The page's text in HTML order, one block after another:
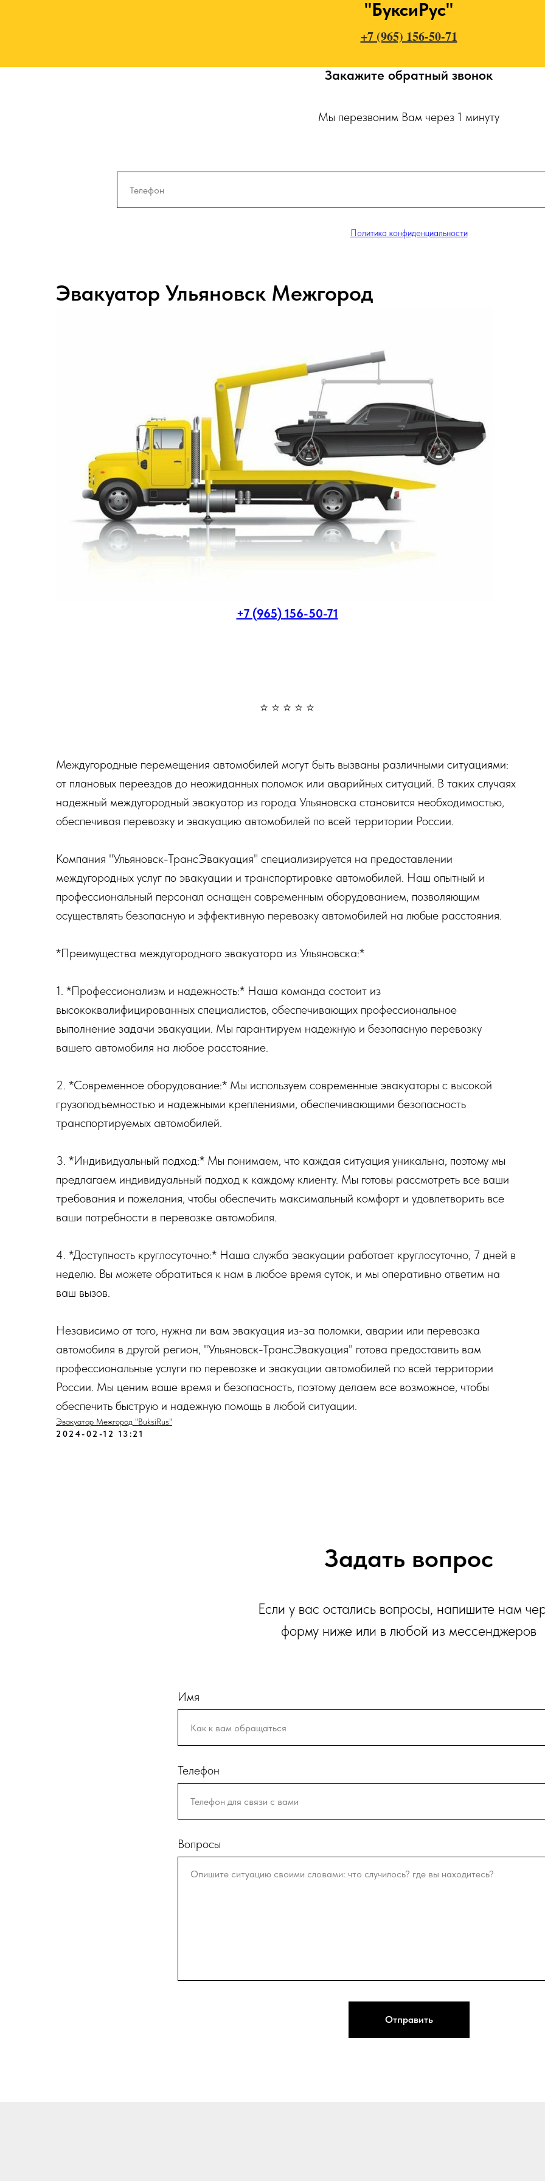
"БуксиРус"
+7 (965) 156-50-71
Закажите обратный звонок
Мы перезвоним Вам через 1 минуту
Политика конфиденциальности
Эвакуатор Ульяновск Межгород
+7 (965) 156-50-71
⭐ ⭐ ⭐ ⭐ ⭐
Междугородные перемещения автомобилей могут быть вызваны различными ситуациями:
от плановых переездов до неожиданных поломок или аварийных ситуаций. В таких случаях
надежный междугородный эвакуатор из города Ульяновска становится необходимостью,
обеспечивая перевозку и эвакуацию автомобилей по всей территории России.
Компания "Ульяновск-ТрансЭвакуация" специализируется на предоставлении
междугородных услуг по эвакуации и транспортировке автомобилей. Наш опытный и
профессиональный персонал оснащен современным оборудованием, позволяющим
осуществлять безопасную и эффективную перевозку автомобилей на любые расстояния.
*Преимущества междугородного эвакуатора из Ульяновска:*
1. *Профессионализм и надежность:* Наша команда состоит из
высококвалифицированных специалистов, обеспечивающих профессиональное
выполнение задачи эвакуации. Мы гарантируем надежную и безопасную перевозку
вашего автомобиля на любое расстояние.
2. *Современное оборудование:* Мы используем современные эвакуаторы с высокой
грузоподъемностью и надежными креплениями, обеспечивающими безопасность
транспортируемых автомобилей.
3. *Индивидуальный подход:* Мы понимаем, что каждая ситуация уникальна, поэтому мы
предлагаем индивидуальный подход к каждому клиенту. Мы готовы рассмотреть все ваши
требования и пожелания, чтобы обеспечить максимальный комфорт и удовлетворить все
ваши потребности в перевозке автомобиля.
4. *Доступность круглосуточно:* Наша служба эвакуации работает круглосуточно, 7 дней в
неделю. Вы можете обратиться к нам в любое время суток, и мы оперативно ответим на
ваш вызов.
Независимо от того, нужна ли вам эвакуация из-за поломки, аварии или перевозка
автомобиля в другой регион, "Ульяновск-ТрансЭвакуация" готова предоставить вам
профессиональные услуги по перевозке и эвакуации автомобилей по всей территории
России. Мы ценим ваше время и безопасность, поэтому делаем все возможное, чтобы
обеспечить быструю и надежную помощь в любой ситуации.
Эвакуатор Межгород "BuksiRus"
2024-02-12 13:21
Задать вопрос
Если у вас остались вопросы, напишите нам
форму ниже или в любой из мессенджеров
Имя
Телефон
Вопросы
Отправить